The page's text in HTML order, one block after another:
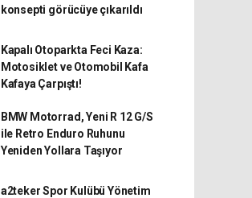
konsepti görücüye çıkarıldı
Kapalı Otoparkta Feci Kaza:
Motosiklet ve Otomobil Kafa
Kafaya Çarpıştı!
BMW Motorrad, Yeni R 12 G/S
ile Retro Enduro Ruhunu
Yeniden Yollara Taşıyor
a2teker Spor Kulübü Yönetim